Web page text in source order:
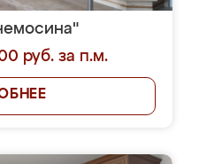
руб. за п.м.